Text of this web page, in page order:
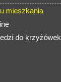
mieszkania
do krzyżówek